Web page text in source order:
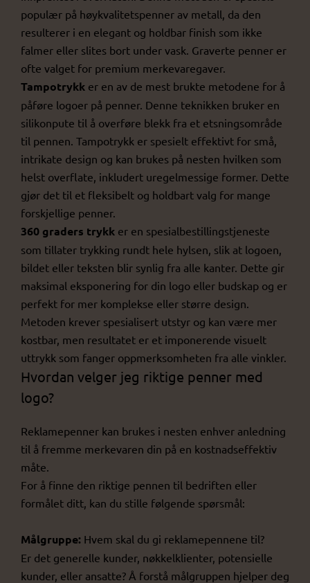
populær på høykvalitetspenner av metall, da den
resulterer i en elegant og holdbar finish som ikke
falmer eller slites bort under vask. Graverte penner er
ofte valget for premium merkevaregaver.
Tampotrykk er en av de mest brukte metodene for å
påføre logoer på penner. Denne teknikken bruker en
silikonpute til å overføre blekk fra et etsningsområde
til pennen. Tampotrykk er spesielt effektivt for små,
intrikate design og kan brukes på nesten hvilken som
helst overflate, inkludert uregelmessige former. Dette
gjør det til et fleksibelt og holdbart valg for mange
forskjellige penner.
360 graders trykk er en spesialbestillingstjeneste
som tillater trykking rundt hele hylsen, slik at logoen,
bildet eller teksten blir synlig fra alle kanter. Dette gir
maksimal eksponering for din logo eller budskap og er
perfekt for mer komplekse eller større design.
Metoden krever spesialisert utstyr og kan være mer
kostbar, men resultatet er et imponerende visuelt
uttrykk som fanger oppmerksomheten fra alle vinkler.
Hvordan velger jeg riktige penner med
logo?
Reklamepenner kan brukes i nesten enhver anledning
til å fremme merkevaren din på en kostnadseffektiv
måte.
For å finne den riktige pennen til bedriften eller
formålet ditt, kan du stille følgende spørsmål:
Målgruppe: Hvem skal du gi reklamepennene til?
Er det generelle kunder, nøkkelklienter, potensielle
kunder, eller ansatte? Å forstå målgruppen hjelper deg